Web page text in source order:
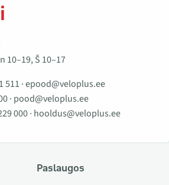
10–19, Š 10–17
511 ·epood@veloplus.ee
· pood@veloplus.ee
000· hooldus@veloplus.ee
Paslaugos